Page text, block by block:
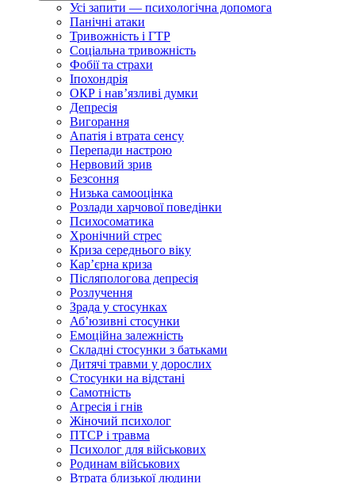
Усі запити — психологічна допомога
Панічні атаки
Тривожність і ГТР
Соціальна тривожність
Фобії та страхи
Іпохондрія
ОКР і навʼязливі думки
Депресія
Вигорання
Апатія і втрата сенсу
Перепади настрою
Нервовий зрив
Безсоння
Низька самооцінка
Розлади харчової поведінки
Психосоматика
Хронічний стрес
Криза середнього віку
Карʼєрна криза
Післяпологова депресія
Розлучення
Зрада у стосунках
Абʼюзивні стосунки
Емоційна залежність
Складні стосунки з батьками
Дитячі травми у дорослих
Стосунки на відстані
Самотність
Агресія і гнів
Жіночий психолог
ПТСР і травма
Психолог для військових
Родинам військових
Втрата близької людини